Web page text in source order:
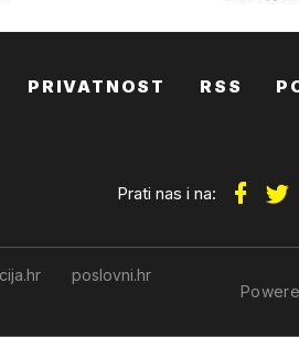
PRIVATNOST RSS
Prati nas i na:
poslovni.hr